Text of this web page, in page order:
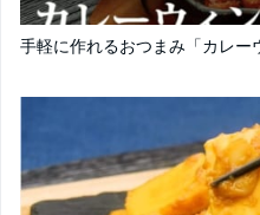
手軽に作れるおつまみ「カレー